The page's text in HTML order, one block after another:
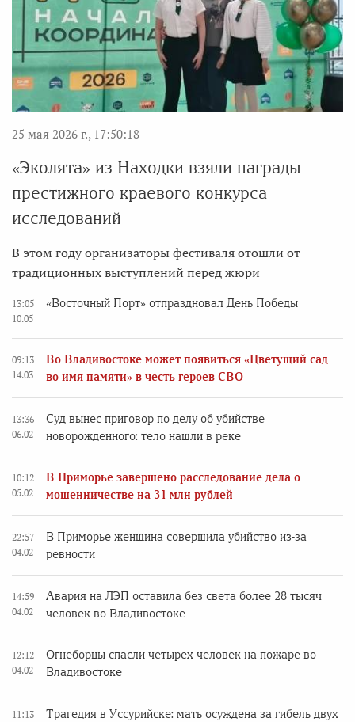
25 мая 2026 г., 17:50:18
«Эколята» из Находки взяли награды
престижного краевого конкурса
исследований
В этом году организаторы фестиваля отошли от
традиционных выступлений перед жюри
13:05
10.05
«Восточный Порт» отпраздновал День Победы
09:13
14.03
Во Владивостоке может появиться «Цветущий сад
во имя памяти» в честь героев СВО
13:36
06.02
Суд вынес приговор по делу об убийстве
новорожденного: тело нашли в реке
10:12
05.02
В Приморье завершено расследование дела о
мошенничестве на 31 млн рублей
22:57
04.02
В Приморье женщина совершила убийство из-за
ревности
14:59
04.02
Авария на ЛЭП оставила без света более 28 тысяч
человек во Владивостоке
12:12
04.02
Огнеборцы спасли четырех человек на пожаре во
Владивостоке
11:13
Трагедия в Уссурийске: мать осуждена за гибель двух